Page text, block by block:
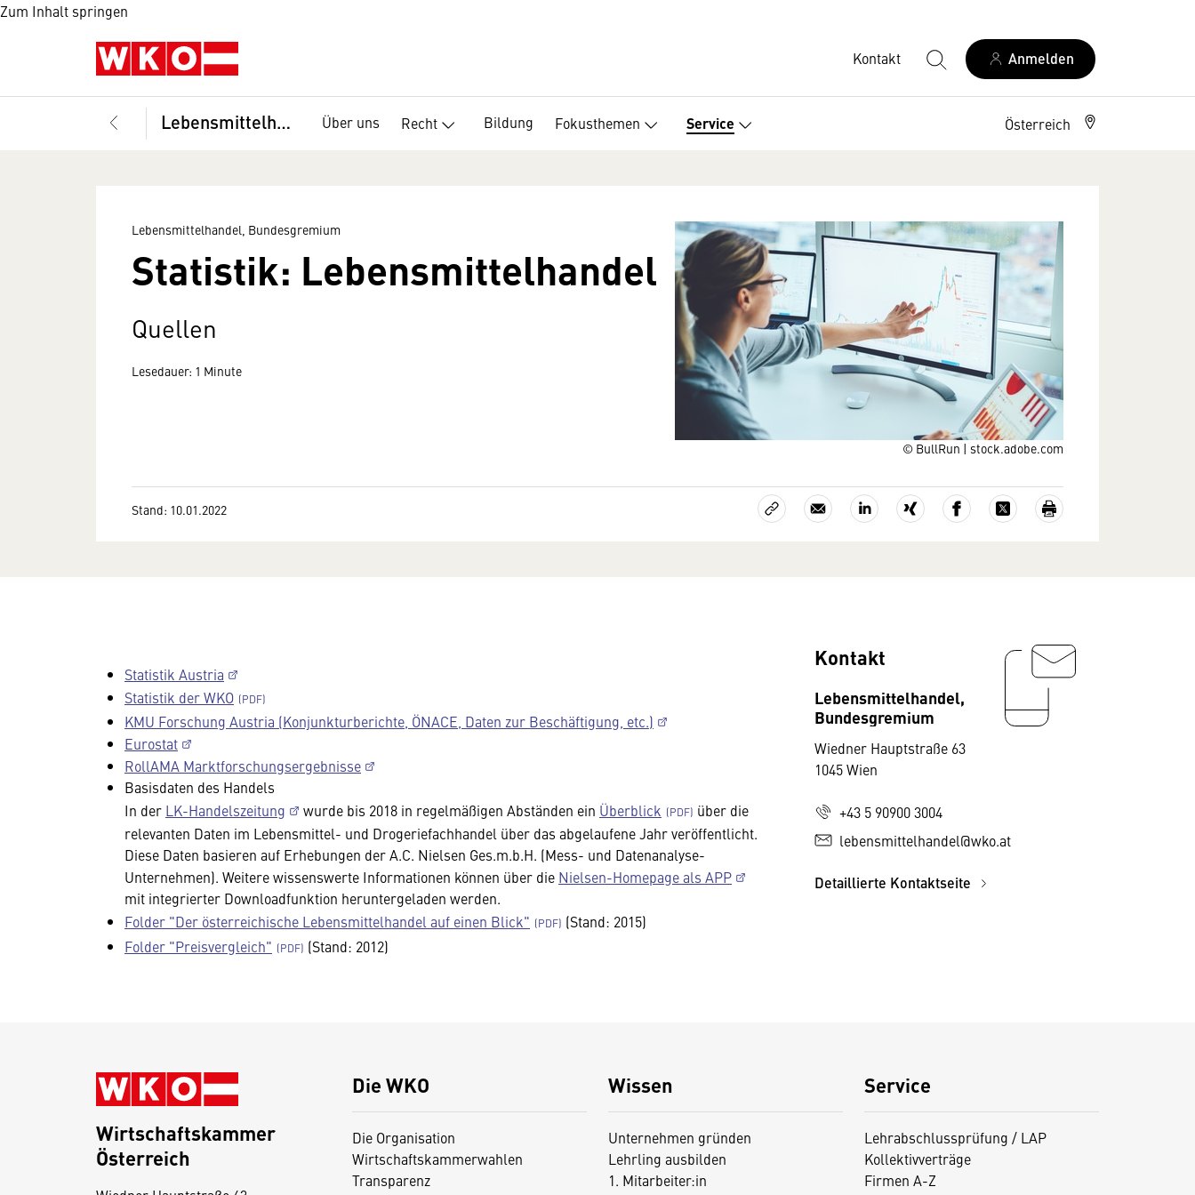
Zum Inhalt springen
Kontakt Anmelden
Lebensmittelhandel, Bundesgremium Über uns Recht Bildung Fokusthemen Service Österreich
© BullRun | stock.adobe.com
Lebensmittelhandel, Bundesgremium
Statistik: Lebensmittelhandel
Quellen
Lesedauer: 1 Minute
Stand: 10.01.2022
Statistik Austria
Statistik der WKO
KMU Forschung Austria (Konjunkturberichte, ÖNACE, Daten zur Beschäftigung, etc.)
Eurostat
RollAMA Marktforschungsergebnisse
Basisdaten des Handels
In der LK-Handelszeitung wurde bis 2018 in regelmäßigen Abständen ein Überblick
über die
relevanten Daten im Lebensmittel- und Drogeriefachhandel über das abgelaufene Jahr veröffentlicht.
Diese Daten basieren auf Erhebungen der A.C. Nielsen Ges.m.b.H. (Mess- und Datenanalyse-
Unternehmen). Weitere wissenswerte Informationen können über die Nielsen-Homepage als APP
mit integrierter Downloadfunktion heruntergeladen werden.
Folder "Der österreichische Lebensmittelhandel auf einen Blick"
(Stand: 2015)
Folder "Preisvergleich"
(Stand: 2012)
Kontakt
Lebensmittelhandel,
Bundesgremium
Wiedner Hauptstraße 63
1045 Wien
+43 5 90900 3004
lebensmittelhandel@wko.at
Detaillierte Kontaktseite
Die WKO
Die Organisation
Wirtschaftskammerwahlen
Transparenz
Wissen
Unternehmen gründen
Lehrling ausbilden
1. Mitarbeiter:in
Service
Lehrabschlussprüfung / LAP
Kollektivverträge
Firmen A-Z
Wirtschaftskammer
Österreich